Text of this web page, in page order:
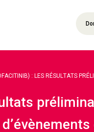
: LES RÉSULTATS